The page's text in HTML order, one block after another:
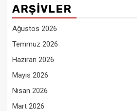
ARŞIVLER
Ağustos 2026
Temmuz 2026
Haziran 2026
Mayıs 2026
Nisan 2026
Mart 2026